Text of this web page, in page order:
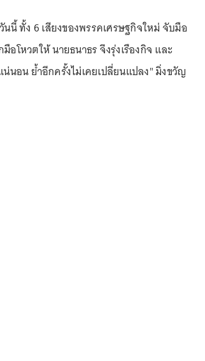
นี้ ทั้ง 6 เสียงของพรรคเศรษฐกิจใหม่ จับมือ
โหวตให้ นายธนาธร จึงรุ่งเรืองกิจ และ
น่นอน ย้ำอีกครั้งไม่เคยเปลี่ยนแปลง" มิ่งขวัญ